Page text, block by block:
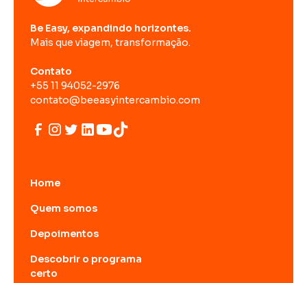
Be Easy, expandindo horizontes.
Mais que viagem, transformação.
Contato
+55 11 94052-2976
contato@beeasyintercambio.com
Home
Quem somos
Depoimentos
Descobrir o programa
certo